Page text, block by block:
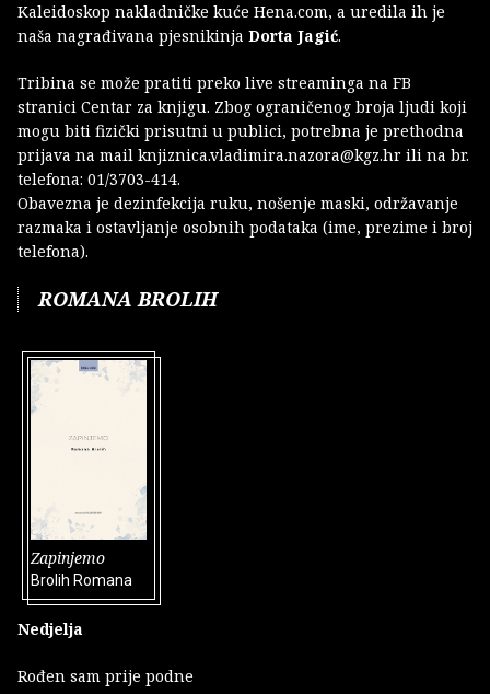
Kaleidoskop nakladničke kuće Hena.com, a uredila ih je
naša nagrađivana pjesnikinja Dorta Jagić.
Tribina se može pratiti preko live streaminga na FB
stranici Centar za knjigu. Zbog ograničenog broja ljudi koji
mogu biti fizički prisutni u publici, potrebna je prethodna
prijava na mail knjiznica.vladimira.nazora@kgz.hr ili na br.
telefona: 01/3703-414.
Obavezna je dezinfekcija ruku, nošenje maski, održavanje
razmaka i ostavljanje osobnih podataka (ime, prezime i broj
telefona).
ROMANA BROLIH
Zapinjemo
Brolih Romana
Nedjelja
Rođen sam prije podne